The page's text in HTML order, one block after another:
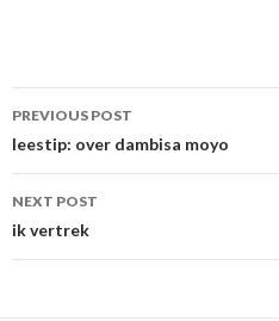
Post
navigation
PREVIOUS POST
leestip: over dambisa moyo
NEXT POST
ik vertrek